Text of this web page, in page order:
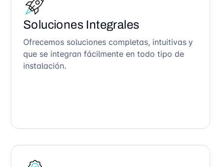
Soluciones Integrales
Ofrecemos soluciones completas, intuitivas y
que se integran fácilmente en todo tipo de
instalación.